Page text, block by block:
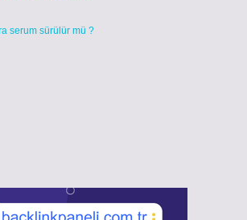
serum sürülür mü ?